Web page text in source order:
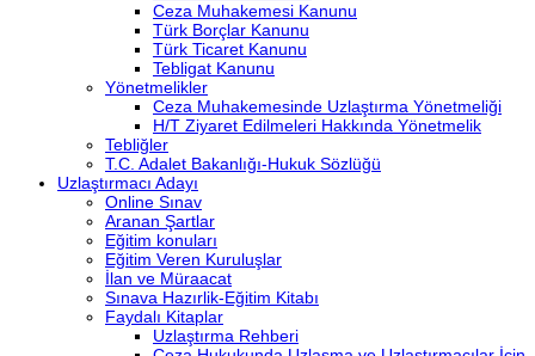
Ceza Muhakemesi Kanunu
Türk Borçlar Kanunu
Türk Ticaret Kanunu
Tebligat Kanunu
Yönetmelikler
Ceza Muhakemesinde Uzlaştırma Yönetmeliği
H/T Ziyaret Edilmeleri Hakkında Yönetmelik
Tebliğler
T.C. Adalet Bakanlığı-Hukuk Sözlüğü
Uzlaştırmacı Adayı
Online Sınav
Aranan Şartlar
Eğitim konuları
Eğitim Veren Kuruluşlar
İlan ve Müraacat
Sınava Hazırlik-Eğitim Kitabı
Faydalı Kitaplar
Uzlaştırma Rehberi